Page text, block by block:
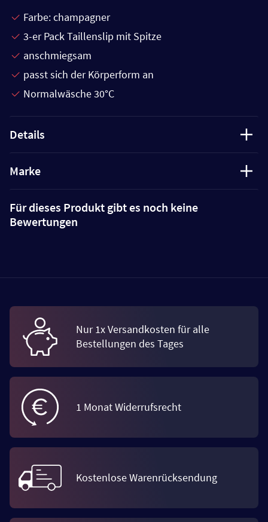
Farbe: champagner
3-er Pack Taillenslip mit Spitze
anschmiegsam
passt sich der Körperform an
Normalwäsche 30°C
Details
Marke
Für dieses Produkt gibt es noch keine
Bewertungen
Nur 1x Versandkosten für alle
Bestellungen des Tages
1 Monat Widerrufsrecht
Kostenlose Warenrücksendung